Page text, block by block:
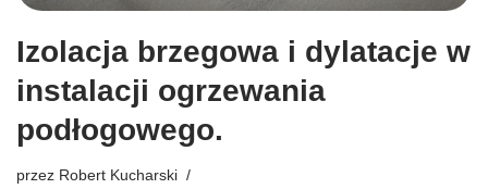
Izolacja brzegowa i dylatacje w
instalacji ogrzewania
podłogowego.
przez Robert Kucharski